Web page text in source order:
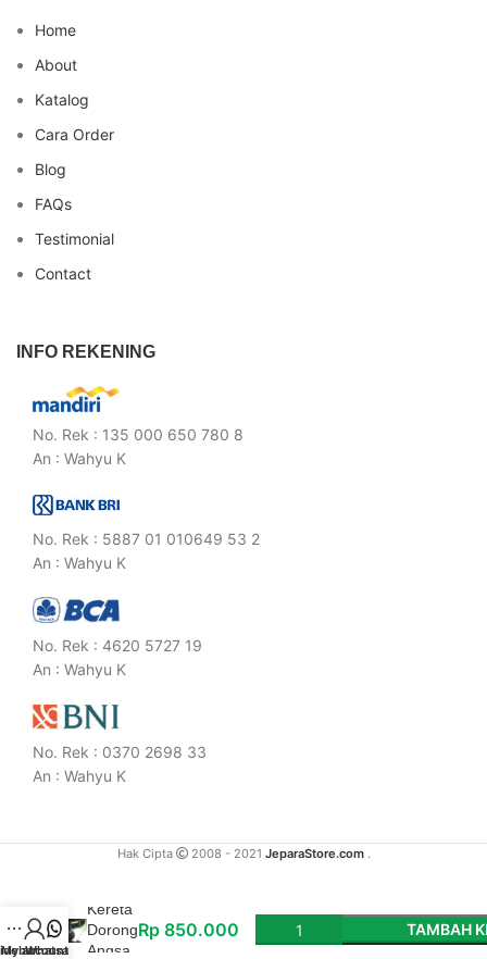
Home
About
Katalog
Cara Order
Blog
FAQs
Testimonial
Contact
INFO REKENING
No. Rek : 135 000 650 780 8
An : Wahyu K
No. Rek : 5887 01 010649 53 2
An : Wahyu K
No. Rek : 4620 5727 19
An : Wahyu K
No. Rek : 0370 2698 33
An : Wahyu K
Hak Cipta 2008 - 2021 JeparaStore.com.
Kereta
Dorong
Angsa
Rp 850.000 TAMBAH
My account
Whatsapp